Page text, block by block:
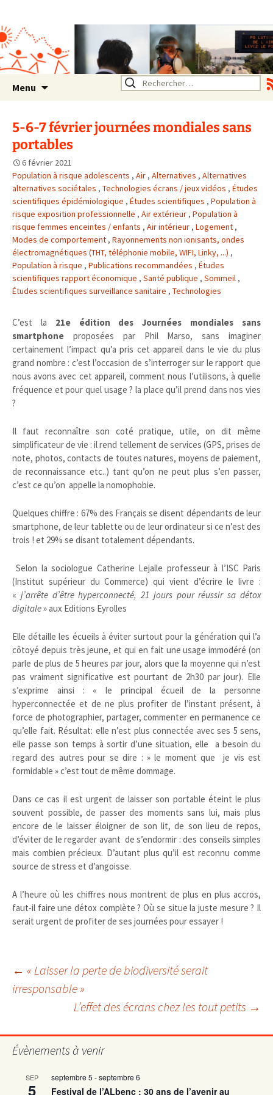
Rhône Alpes
Un environnement sain pour
la santé de tous
Menu Rechercher :
5-6-7 février journées mondiales sans
portables
6 février 2021
Population à risque adolescents , Air , Alternatives , Alternatives
alternatives sociétales , Technologies écrans / jeux vidéos , Études
scientifiques épidémiologique , Études scientifiques , Population à
risque exposition professionnelle , Air extérieur , Population à
risque femmes enceintes / enfants , Air intérieur , Logement ,
Modes de comportement , Rayonnements non ionisants, ondes
électromagnétiques (THT, téléphonie mobile, WIFI, Linky, ...) ,
Population à risque , Publications recommandées , Études
scientifiques rapport économique , Santé publique , Sommeil ,
Études scientifiques surveillance sanitaire , Technologies
C’est la 21e édition des Journées mondiales sans
smartphone proposées par Phil Marso, sans imaginer
certainement l’impact qu’a pris cet appareil dans le vie du plus
grand nombre : c’est l’occasion de s’interroger sur le rapport que
nous avons avec cet appareil, comment nous l’utilisons, à quelle
fréquence et pour quel usage ? la place qu’il prend dans nos vies
?
Il faut reconnaître son coté pratique, utile, on dit même
simplificateur de vie : il rend tellement de services (GPS, prises de
note, photos, contacts de toutes natures, moyens de paiement,
de reconnaissance etc..) tant qu’on ne peut plus s’en passer,
c’est ce qu’on appelle la nomophobie.
Quelques chiffre : 67% des Français se disent dépendants de leur
smartphone, de leur tablette ou de leur ordinateur si ce n’est des
trois ! et 29% se disant totalement dépendants.
Selon la sociologue Catherine Lejalle professeur à l’ISC Paris
(Institut supérieur du Commerce) qui vient d’écrire le livre :
« j’arrête d’être hyperconnecté, 21 jours pour réussir sa détox
digitale» aux Editions Eyrolles
Elle détaille les écueils à éviter surtout pour la génération qui l’a
côtoyé depuis très jeune, et qui en fait une usage immodéré (on
parle de plus de 5 heures par jour, alors que la moyenne qui n’est
pas vraiment significative est pourtant de 2h30 par jour). Elle
s’exprime ainsi : « le principal écueil de la personne
hyperconnectée et de ne plus profiter de l’instant présent, à
force de photographier, partager, commenter en permanence ce
qu’elle fait. Résultat: elle n’est plus connectée avec ses 5 sens,
elle passe son temps à sortir d’une situation, elle a besoin du
regard des autres pour se dire : » le moment que je vis est
formidable » c’est tout de même dommage.
Dans ce cas il est urgent de laisser son portable éteint le plus
souvent possible, de passer des moments sans lui, mais plus
encore de le laisser éloigner de son lit, de son lieu de repos,
d’éviter de le regarder avant de s’endormir : des conseils simples
mais combien précieux. D’autant plus qu’il est reconnu comme
source de stress et d’angoisse.
A l’heure où les chiffres nous montrent de plus en plus accros,
faut-il faire une détox complète ? Où se situe la juste mesure ? Il
serait urgent de profiter de ses journées pour essayer !
Navigation
articles
← « Laisser la perte de biodiversité serait
irresponsable »
L’effet des écrans chez les tout petits →
Évènements à venir
SEP
5
septembre 5 -septembre 6
Festival de l’ALbenc : 30 ans de l’avenir au